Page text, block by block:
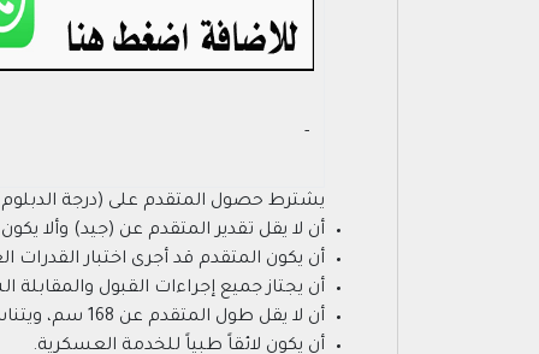
- ‏
يشترط حصول المتقدم على (درجة
أن لا يقل تقدير المتقدم عن (جيد)
أن يكون المتقدم قد أجرى اختبار القدرات
أن يجتاز جميع إجراءات القبول
أن لا يقل طول المتقدم عن 168 سم، ويتناسب مع الوزن.
أن يكون لائقاً طبياً للخدمة العسكرية.